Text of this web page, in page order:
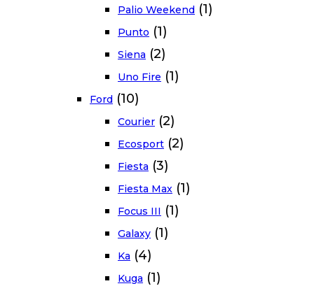
Palio Weekend (1)
Punto (1)
Siena (2)
Uno Fire (1)
Ford (10)
Courier (2)
Ecosport (2)
Fiesta (3)
Fiesta Max (1)
Focus III (1)
Galaxy (1)
Ka (4)
Kuga (1)